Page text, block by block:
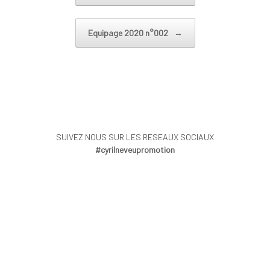
Equipage 2020 n°002 →
SUIVEZ NOUS SUR LES RESEAUX SOCIAUX
#cyrilneveupromotion